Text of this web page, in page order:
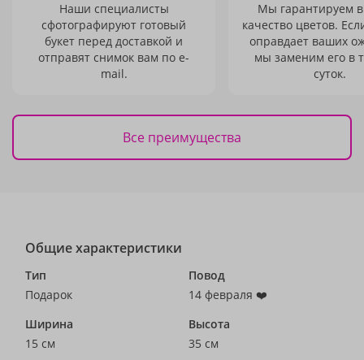
Наши специалисты
сфотографируют готовый
букет перед доставкой и
отправят снимок вам по e-
mail.
Мы гарантируем
качество цветов.
оправдает ваших
мы заменим его в
суток.
Все преимущества
Общие характеристики
Тип
Подарок
Повод
14 февраля ❤️
Ширина
15 см
Высота
35 см